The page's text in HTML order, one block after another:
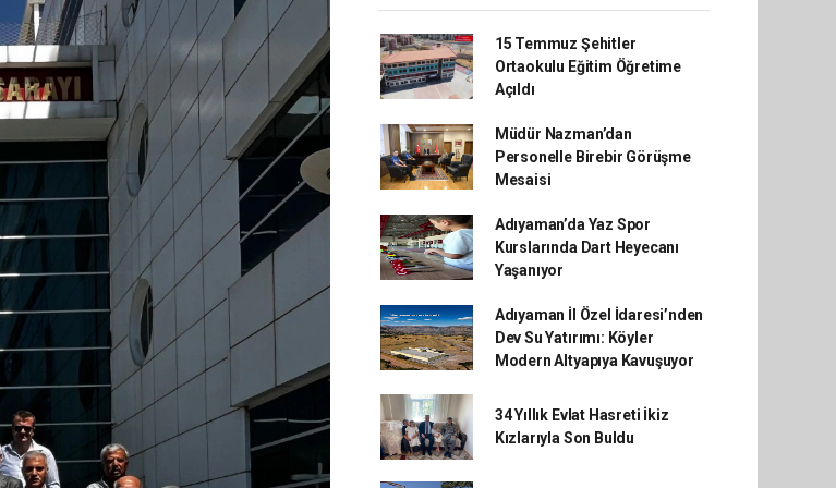
15 Temmuz Şehitler
Ortaokulu Eğitim Öğretime
Açıldı
Müdür Nazman’dan
Personelle Birebir Görüşme
Mesaisi
Adıyaman’da Yaz Spor
Kurslarında Dart Heyecanı
Yaşanıyor
Adıyaman İl Özel İdaresi’nden
Dev Su Yatırımı: Köyler
Modern Altyapıya Kavuşuyor
34 Yıllık Evlat Hasreti İkiz
Kızlarıyla Son Buldu